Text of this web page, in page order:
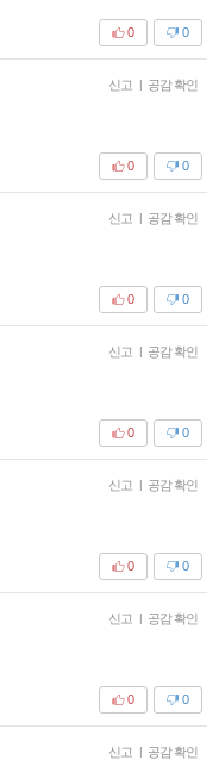
0
0
신고 | 공감 확인
0
0
신고 | 공감 확인
0
0
신고 | 공감 확인
0
0
신고 | 공감 확인
0
0
신고 | 공감 확인
0
0
신고 | 공감 확인